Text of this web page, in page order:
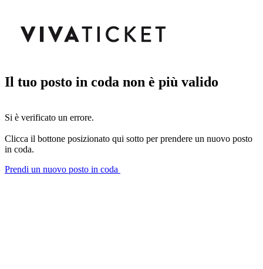
Il tuo posto in coda non è più valido
Si è verificato un errore.
Clicca il bottone posizionato qui sotto per prendere un nuovo posto
in coda.
Prendi un nuovo posto in coda